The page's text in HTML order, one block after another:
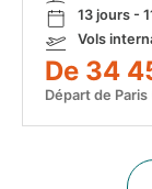
13 jours -
Vols
De 34
Départ de Paris